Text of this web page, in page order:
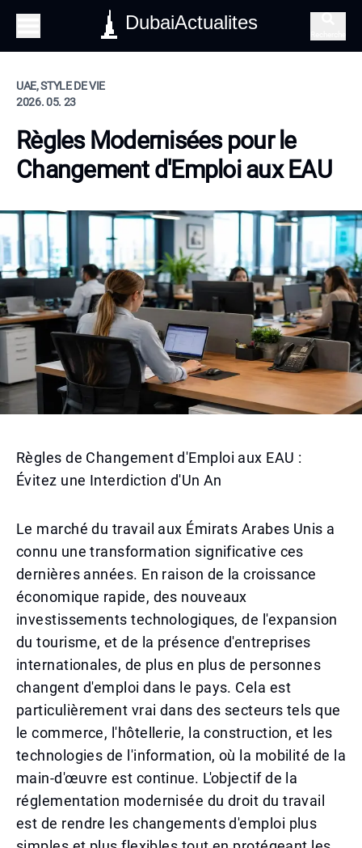
DubaiActualites
UAE, STYLE DE VIE
2026. 05. 23
Règles Modernisées pour le
Changement d'Emploi aux EAU
Règles de Changement d'Emploi aux EAU :
Évitez une Interdiction d'Un An
Le marché du travail aux Émirats Arabes Unis a
connu une transformation significative ces
dernières années. En raison de la croissance
économique rapide, des nouveaux
investissements technologiques, de l'expansion
du tourisme, et de la présence d'entreprises
internationales, de plus en plus de personnes
changent d'emploi dans le pays. Cela est
particulièrement vrai dans des secteurs tels que
le commerce, l'hôtellerie, la construction, et les
technologies de l'information, où la mobilité de la
main-d'œuvre est continue. L'objectif de la
réglementation modernisée du droit du travail
est de rendre les changements d'emploi plus